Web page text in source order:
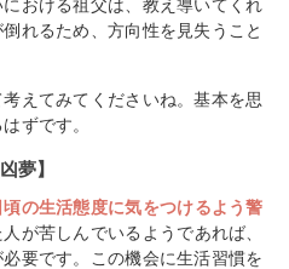
おける祖父は、教え導いてくれ
れるため、方向性を見失うこと
えてみてくださいね。基本を思
ずです。
夢】
頃の生活態度に気をつけるよう警
が苦しんでいるようであれば、
要です。この機会に生活習慣を